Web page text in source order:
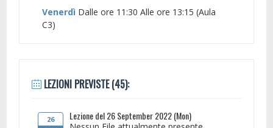
Venerdì Dalle ore 11:30 Alle ore 13:15 (Aula
C3)
LEZIONI PREVISTE (45):
26 Lezione del 26 September 2022 (Mon)